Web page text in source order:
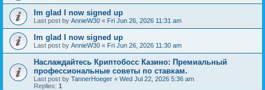
Im glad I now signed up
Last post by AnnieW30 « Fri Jun 26, 2026 11:31 am
Im glad I now signed up
Last post by AnnieW30 « Fri Jun 26, 2026 11:30 am
Наслаждайтесь Криптобосс Казино: Премиальный
профессиональные советы по ставкам.
Last post by TannerHoeger « Wed Jul 22, 2026 5:36 am
Replies: 1